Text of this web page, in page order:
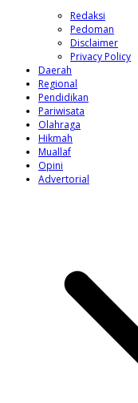
Redaksi
Pedoman
Disclaimer
Privacy Policy
Daerah
Regional
Pendidikan
Pariwisata
Olahraga
Hikmah
Muallaf
Opini
Advertorial